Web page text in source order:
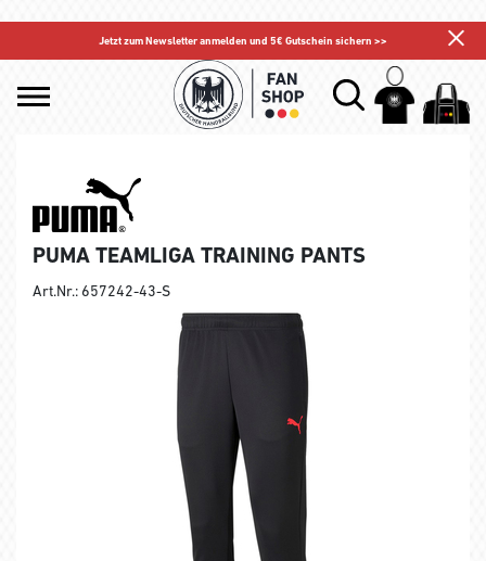
Jetzt zum Newsletter anmelden und 5€ Gutschein sichern >>
PUMA TEAMLIGA TRAINING PANTS
Art.Nr.: 657242-43-S